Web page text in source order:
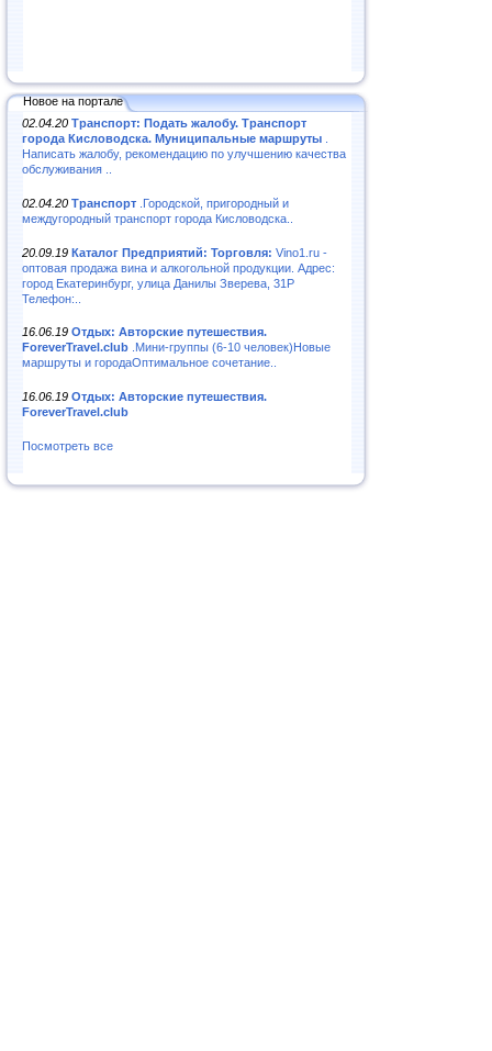
Новое на портале
02.04.20 Транспорт: Подать жалобу. Транспорт
города Кисловодска. Муниципальные маршруты
Написать жалобу, рекомендацию по улучшению качества
обслуживания ..
02.04.20 Транспорт .Городской, пригородный и
междугородный транспорт города Кисловодска..
20.09.19 Каталог Предприятий: Торговля: Vino1.ru -
оптовая продажа вина и алкогольной продукции. Адрес:
город Екатеринбург, улица Данилы Зверева, 31Р
Телефон:..
16.06.19 Отдых: Авторские путешествия.
ForeverTravel.club .Мини-группы (6-10 человек)Новые
маршруты и городаОптимальное сочетание..
16.06.19 Отдых: Авторские путешествия.
ForeverTravel.club
Посмотреть все